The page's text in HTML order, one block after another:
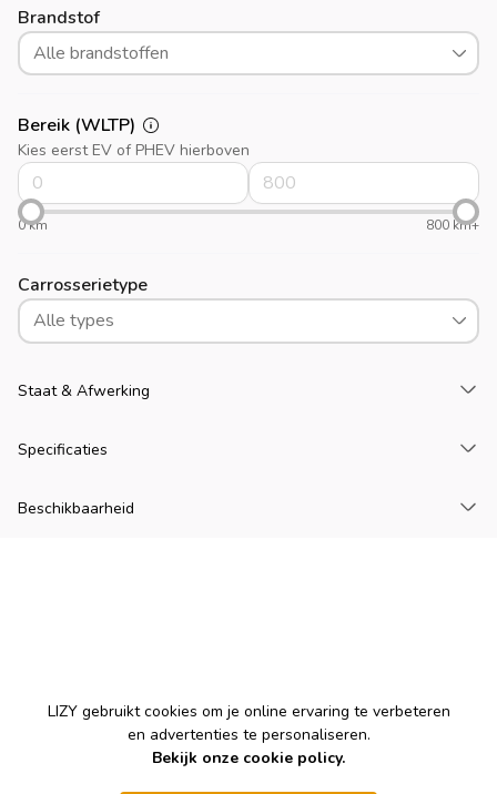
Brandstof
Alle brandstoffen
Bereik (WLTP)
Kies eerst EV of PHEV hierboven
0 km 800 km+
Carrosserietype
Alle types
Staat & Afwerking
Specificaties
Beschikbaarheid
Cookies
LIZY gebruikt cookies om je online ervaring te verbeteren
en advertenties te personaliseren.
Bekijk onze cookie policy.